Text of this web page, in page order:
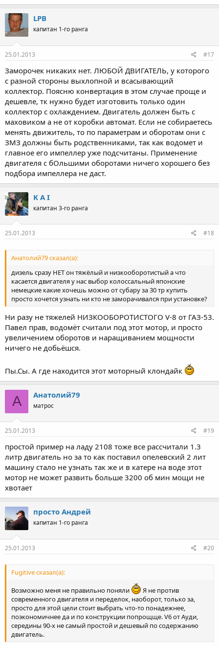
LPB
капитан 1-го ранга
25.01.2013 #17
Заморочек никаких нет. ЛЮБОЙ ДВИГАТЕЛЬ, у которого
с разной стороны выхлопной и всасывающий
коллектор. Поясню конвертация в этом случае проще и
дешевле, тк нужно будет изготовить только один
коллектор с охлаждением. Двигатель должен быть с
маховиком а не от коробки автомат. Если не собираетесь
менять движитель, то по параметрам и оборотам они с
ЗМЗ должны быть родственниками, так как водомет и
главное его импеллер уже подсчитаны. Применение
двигателя с бОльшими оборотами ничего хорошего без
подбора импеллера не даст.
K A I
капитан 3-го ранга
25.01.2013 #18
Анатолий79 сказал(а):
дизель сразу НЕТ он тяжёлый и низкооборотистый а что
касается двигателя у нас выбор колоссальный японские
немецкие какие хочешь можно от субару за 30 тр купить
просто хочется узнать ни кто не заморачивался при установке?
Ни разу не тяжелей НИЗКООБОРОТИСТОГО V-8 от ГАЗ-53.
Павел прав, водомёт считали под этот мотор, и просто
увеличением оборотов и наращиванием мощности
ничего не добьёшся.
Пы.Сы. А где находится этот моторный клондайк
А Анатолий79
матрос
25.01.2013 #19
простой пример на ладу 2108 тоже все рассчитали 1.3
литр двигатель но за то как поставил опелевский 2 лит
машину стало не узнать так же и в катере на воде этот
мотор не может развить больше 3200 об мин мощи не
хвотает
просто Андрей
капитан 1-го ранга
25.01.2013 #20
Fugitive сказал(а):
Возможно меня не правильно поняли
Я не против
современного двигателя и переделок, наоборот, только за,
просто для этой цели стоит выбрать что-то понадежнее,
поэкономичнее да и по конструкции попрощще. V6 от Ауди,
середины 90-х не самый простой и дешевый по содержанию
двигатель.